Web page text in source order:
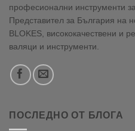
професионални инструменти
Представител за България на
BLOKES, висококачествени и
валяци и инструменти.
ПОСЛЕДНО ОТ БЛОГА